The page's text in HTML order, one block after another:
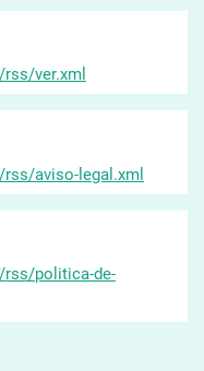
ver.xml
aviso-legal.xml
rss/politica-de-